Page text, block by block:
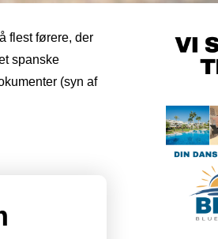
flest førere, der
spanske
(syn af